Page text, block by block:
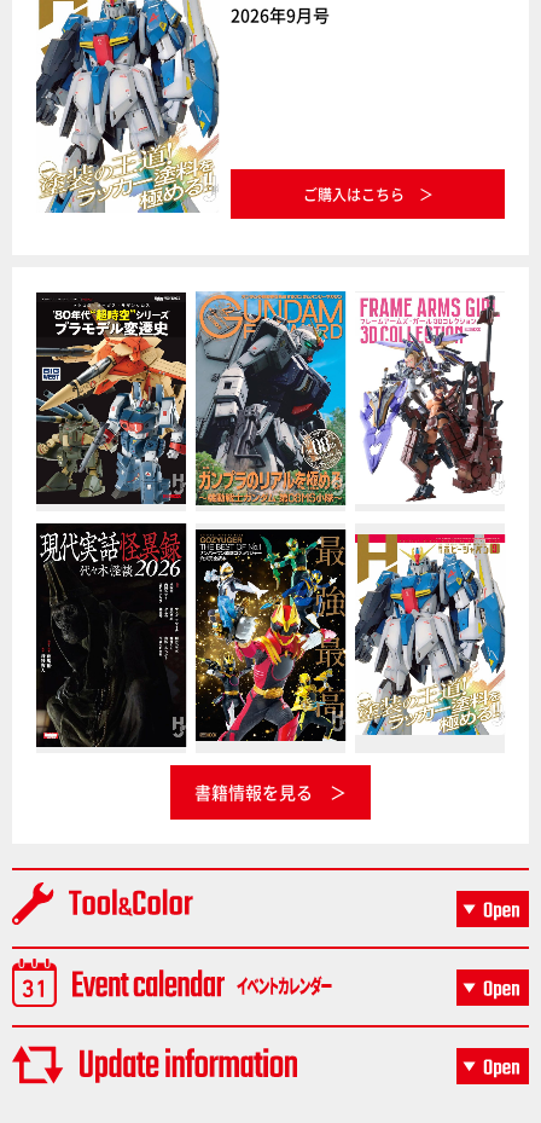
2026年9月号
ご購入はこちら
書籍情報を見る